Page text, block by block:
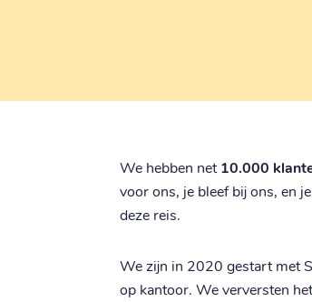
We hebben net10.000
voor ons, je bleef bij ons, en
deze reis.
We zijn in 2020 gestart met
op kantoor. We verversten